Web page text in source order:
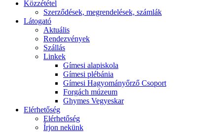
Közzététel
Szerződések, megrendelések, számlák
Látogató
Aktuális
Rendezvények
Szállás
Linkek
Gímesi alapiskola
Gímesi plébánia
Gímesi Hagyományőrző Csoport
Forgách múzeum
Ghymes Vegyeskar
Elérhetőség
Elérhetőség
Írjon nekünk